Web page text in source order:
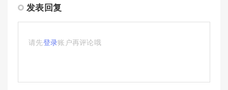
发表回复
请先登录账户再评论哦